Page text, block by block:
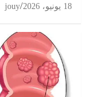
18 يونيو، 2026 jouy